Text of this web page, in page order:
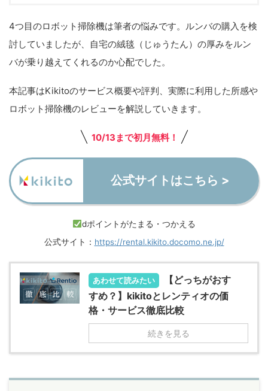
4つ目のロボット掃除機は筆者の悩みです。ルンバの購入を検
討していましたが、自宅の絨毯（じゅうたん）の厚みをルン
バが乗り越えてくれるのか心配でした。
本記事はKikitoのサービス概要や評判、実際に利用した所感や
ロボット掃除機のレビューを解説していきます。
10/13まで初月無料！
公式サイトはこちら >
dポイントがたまる・つかえる
公式サイト： https://rental.kikito.docomo.ne.jp/
あわせて読みたい
【どっちがおす
すめ？】kikitoとレンティオの価
格・サービス徹底比較
続きを見る